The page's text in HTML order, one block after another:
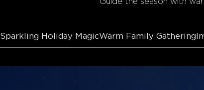
Sparkling Holiday MagicWarm Family Gathering